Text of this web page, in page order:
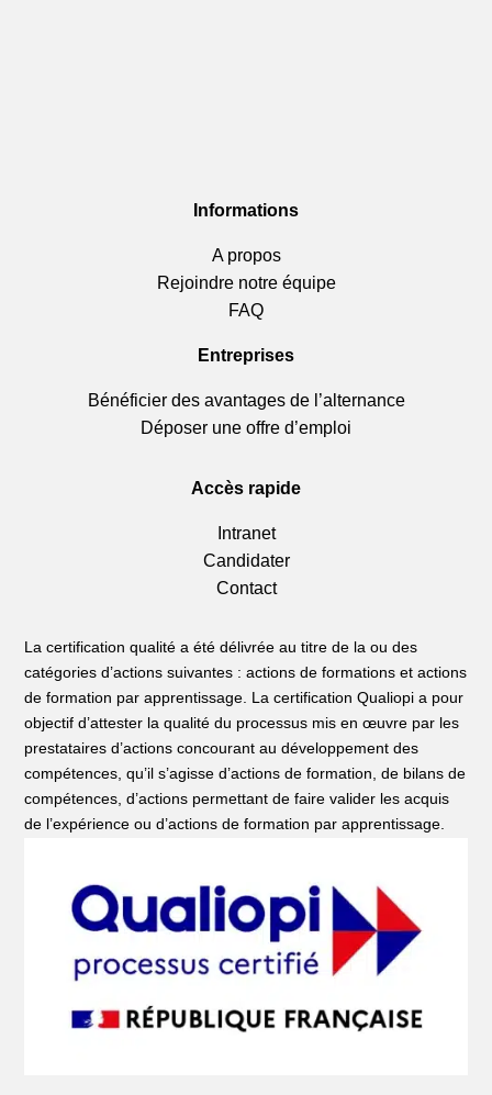
Informations
A propos
Rejoindre notre équipe
FAQ
Entreprises
Bénéficier des avantages de l’alternance
Déposer une offre d’emploi
Accès rapide
Intranet
Candidater
Contact
La certification qualité a été délivrée au titre de la ou des
catégories d’actions suivantes : actions de formations et actions
de formation par apprentissage. La certification Qualiopi a pour
objectif d’attester la qualité du processus mis en œuvre par les
prestataires d’actions concourant au développement des
compétences, qu’il s’agisse d’actions de formation, de bilans de
compétences, d’actions permettant de faire valider les acquis
de l’expérience ou d’actions de formation par apprentissage.